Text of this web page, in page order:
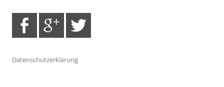
Datenschutzerklärung